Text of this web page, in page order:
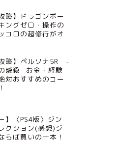
略】ドラゴンボー
ングゼロ・操作の
コロの超修行がオ
攻略】ペルソナ5R -
瞬殺- お金・経験
対おすすめのコー
】〈PS4版〉ジン
クション(感想)ジ
らば買いの一本！